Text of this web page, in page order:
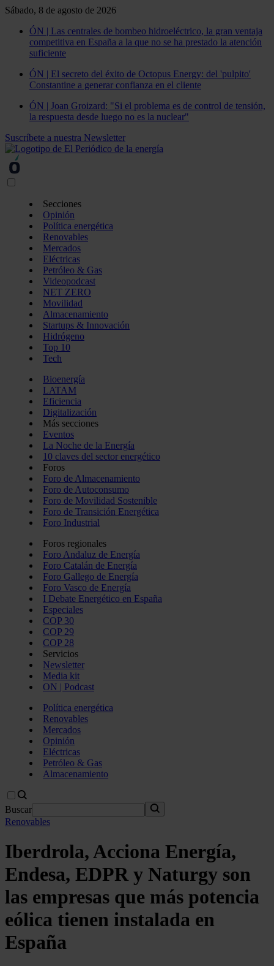
Sábado, 8 de agosto de 2026
ÓN | Las centrales de bombeo hidroeléctrico, la gran ventaja
competitiva en España a la que no se ha prestado la atención
suficiente
ÓN | El secreto del éxito de Octopus Energy: del 'pulpito'
Constantine a generar confianza en el cliente
ÓN | Joan Groizard: "Si el problema es de control de tensión,
la respuesta desde luego no es la nuclear"
Suscríbete a nuestra Newsletter
Secciones
Opinión
Política energética
Renovables
Mercados
Eléctricas
Petróleo & Gas
Videopodcast
NET ZERO
Movilidad
Almacenamiento
Startups & Innovación
Hidrógeno
Top 10
Tech
Bioenergía
LATAM
Eficiencia
Digitalización
Más secciones
Eventos
La Noche de la Energía
10 claves del sector energético
Foros
Foro de Almacenamiento
Foro de Autoconsumo
Foro de Movilidad Sostenible
Foro de Transición Energética
Foro Industrial
Foros regionales
Foro Andaluz de Energía
Foro Catalán de Energía
Foro Gallego de Energía
Foro Vasco de Energía
I Debate Energético en España
Especiales
COP 30
COP 29
COP 28
Servicios
Newsletter
Media kit
ON | Podcast
Política energética
Renovables
Mercados
Opinión
Eléctricas
Petróleo & Gas
Almacenamiento
Buscar
Renovables
Iberdrola, Acciona Energía,
Endesa, EDPR y Naturgy son
las empresas que más potencia
eólica tienen instalada en
España